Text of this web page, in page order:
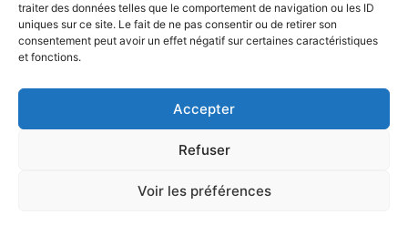
traiter des données telles que le comportement de navigation ou les ID
uniques sur ce site. Le fait de ne pas consentir ou de retirer son
consentement peut avoir un effet négatif sur certaines caractéristiques
et fonctions.
Accepter
Refuser
Voir les préférences
À PROPOS
SUIVEZ NOUS